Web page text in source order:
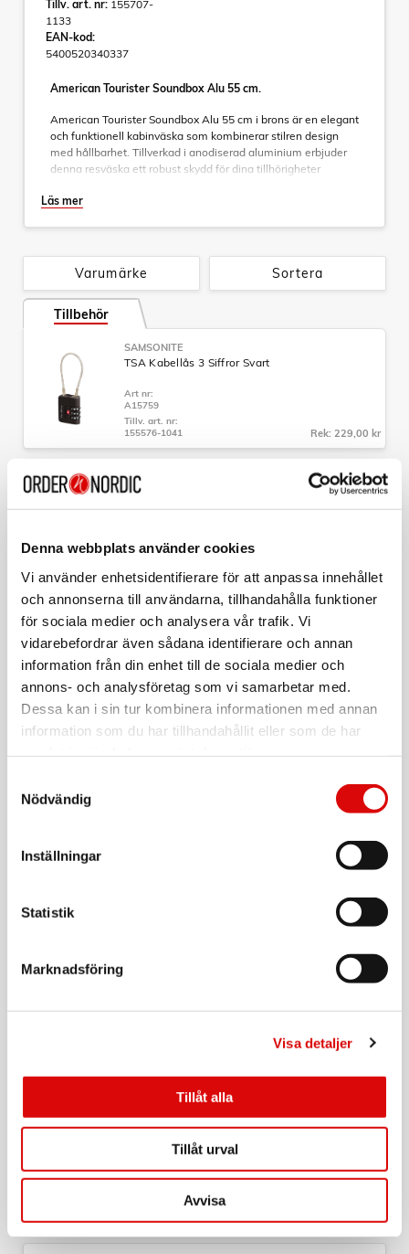
Denna webbplats använder cookies
Vi använder enhetsidentifierare för att anpassa innehållet
och annonserna till användarna, tillhandahålla funktioner
för sociala medier och analysera vår trafik. Vi
vidarebefordrar även sådana identifierare och annan
information från din enhet till de sociala medier och
annons- och analysföretag som vi samarbetar med.
Dessa kan i sin tur kombinera informationen med annan
information som du har tillhandahållit eller som de har
Nödvändig
Inställningar
Statistik
Marknadsföring
Visa detaljer
Tillåt alla
Tillåt urval
Avvisa
Tillv. art. nr: 155707-
1133
EAN-kod:
5400520340337
American Tourister Soundbox Alu 55 cm.
American Tourister Soundbox Alu 55 cm i brons är en elegant
och funktionell kabinväska som kombinerar stilren design
med hållbarhet. Tillverkad i anodiserad aluminium erbjuder
denna resväska ett robust skydd för dina tillhörigheter
storleken gör den perfekt för kortare resor eller som extra
- 4 dubbla hjul:För smidig och tyst manövrering i alla
riktningar.
- TSA-lås:Säkerställer att väskan kan öppnas av
säkerhetspersonal vid behov utan att skadas.
- Dubbel dragstång:Justerbar för optimal komfort och
stabilitet.
- Topp och sidohandtag:
transport.
- Fodrad insida:Med dubbla fack och nätfickor för effektiv
organisation av dina tillhörigheter.
Specifikationer:
Färg: Brons
Material: Anodiserad aluminium
Volym: 39 liter
Vikt: 4,4 kg
Garanti: Begränsad 3-års global garanti
Läs mer
Sortera
Varumärke
Tillbehör
SAMSONITE
TSA Kabellås 3 Siffror Svart
Art nr:
A15759
Tillv. art. nr:
155576-1041
Rek: 229,00 kr
SAMSONITE
Hopvikbar Ryggsäck M TA Revolution Svart
Tillv. art. nr:
SAMSONITE
Necessär Hängbar Rosa
A15766
Tillv. art. nr:
142789-1751
Rek: 649,00 kr
SKROSS
Reseadapter Indien/Israel/Danmark till Europa
Rek: 129,00 kr
Midjeväska RFID-Skyddad TA Revolution Eclipse
Tillv. art. nr:
SAMSONITE
Axel/Nacke-Väska RFID TA Revolution Eclipse
Art nr: